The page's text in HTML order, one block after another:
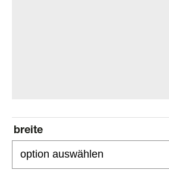
breite